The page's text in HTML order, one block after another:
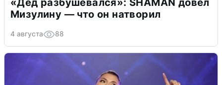
Мизулину — что он натворил
4 августа 88